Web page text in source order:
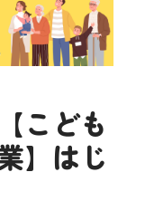
こども
】はじ